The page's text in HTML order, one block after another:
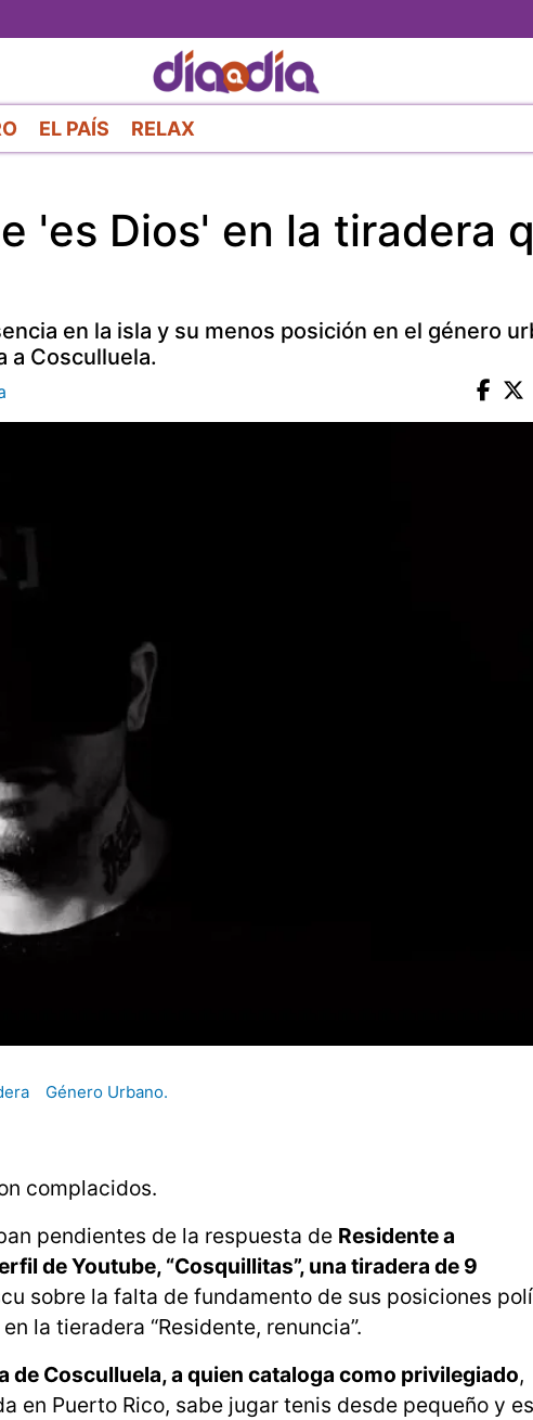
al
contenido
principal
EL PAÍS RELAX
'es Dios' en la tiradera
en la isla y su menos posición en el género
a Cosculluela.
Género Urbano.
complacidos.
pendientes de la respuesta de Residente a
de Youtube, “Cosquillitas”, una tiradera de 9
sobre la falta de fundamento de sus posiciones
la tieradera “Residente, renuncia”.
Cosculluela, a quien cataloga como privilegiado,
en Puerto Rico, sabe jugar tenis desde pequeño y es